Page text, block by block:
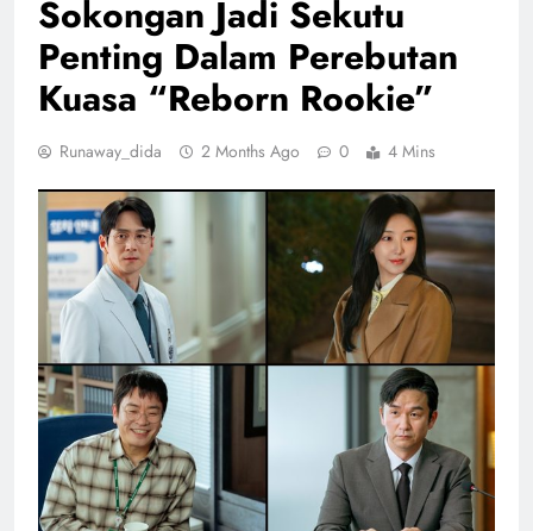
Sokongan Jadi Sekutu
Penting Dalam Perebutan
Kuasa “Reborn Rookie”
Runaway_dida 2 Months Ago 0 4 Mins